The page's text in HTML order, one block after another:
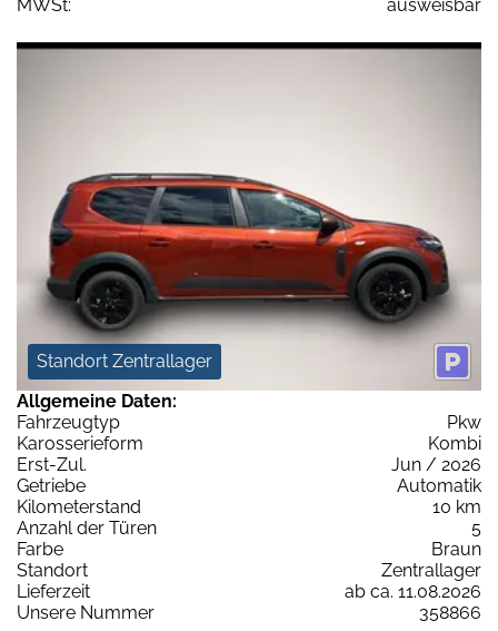
MWSt:
ausweisbar
Standort Zentrallager
Allgemeine Daten:
Fahrzeugtyp
Pkw
Karosserieform
Kombi
Erst-Zul.
Jun / 2026
Getriebe
Automatik
Kilometerstand
10 km
Anzahl der Türen
5
Farbe
Braun
Standort
Zentrallager
Lieferzeit
ab ca. 11.08.2026
Unsere Nummer
358866